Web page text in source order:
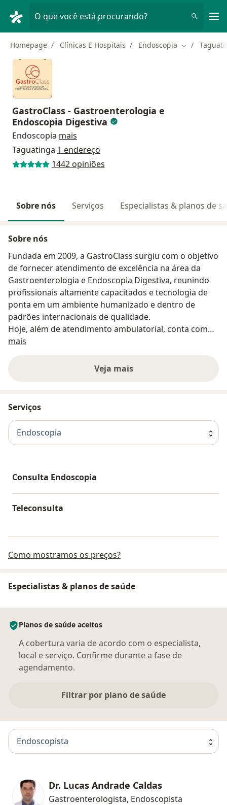
O que você está procurando?
Homepage Clínicas E Hospitais Endoscopia Mudar de
GastroClass - Gastroenterologia e
Endoscopia Digestiva
Endoscopia mais
Taguatinga 1 endereço
1442 opiniões
Sobre nós Serviços Especialistas & planos de
Sobre nós
Fundada em 2009, a GastroClass surgiu com o objetivo
de fornecer atendimento de excelência na área da
Gastroenterologia e Endoscopia Digestiva, reunindo
profissionais altamente capacitados e tecnologia de
ponta em um ambiente humanizado e dentro de
padrões internacionais de qualidade.
Hoje, além de atendimento ambulatorial, conta com
duas salas de exames para realização de todos os
Excelência Anchieta, possui 100% do seu corpo clínico
com o Título de Especialista nas especialidades de
Gastroenterologia e Endoscopia Digestiva.
mais
Veja mais
Serviços
Endoscopia
Consulta Endoscopia
Teleconsulta
Como mostramos os preços?
Especialistas & planos de saúde
Planos de saúde aceitos
A cobertura varia de acordo com o especialista,
local e serviço. Confirme durante a fase de
agendamento.
Filtrar por plano de saúde
Endoscopista
Dr. Lucas Andrade Caldas
Gastroenterologista, Endoscopista